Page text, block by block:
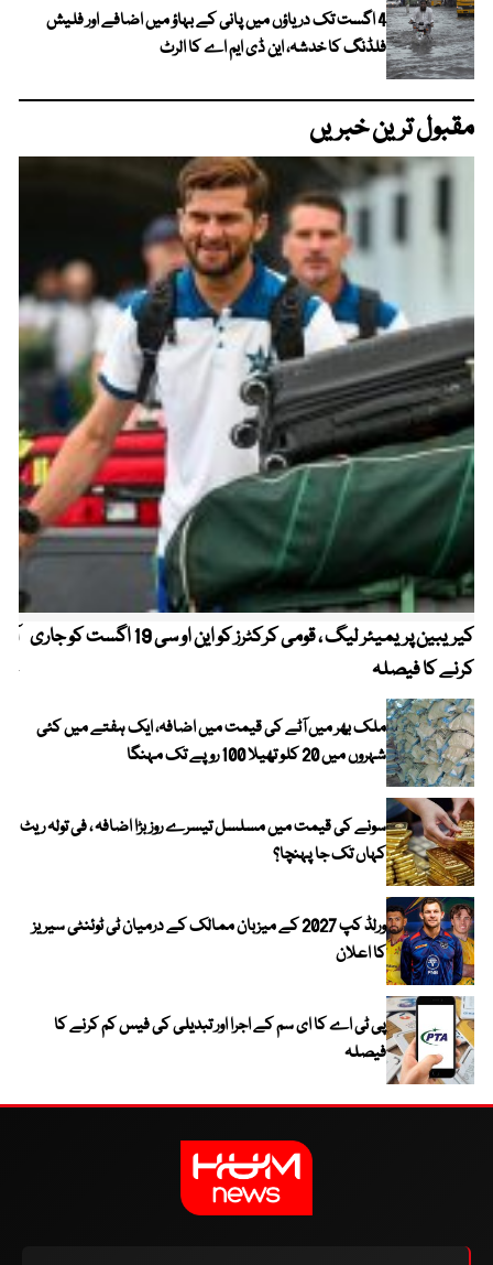
4 اگست تک دریاؤں میں پانی کے بہاؤ میں اضافے اور فلیش
فلڈنگ کا خدشہ، این ڈی ایم اے کا الرٹ
مقبول ترین خبریں
کیریبین پریمیئر لیگ ، قومی کرکٹرز کو این او سی 19 اگست کو جاری
کرنے کا فیصلہ
ملک بھر میں آٹے کی قیمت میں اضافہ، ایک ہفتے میں کئی
شہروں میں 20 کلو تھیلا 100 روپے تک مہنگا
سونے کی قیمت میں مسلسل تیسرے روز بڑا اضافہ ، فی تولہ ریٹ
کہاں تک جا پہنچا؟
ورلڈ کپ 2027 کے میزبان ممالک کے درمیان ٹی ٹوئنٹی سیریز
کا اعلان
پی ٹی اے کا ای سم کے اجرا اور تبدیلی کی فیس کم کرنے کا
فیصلہ